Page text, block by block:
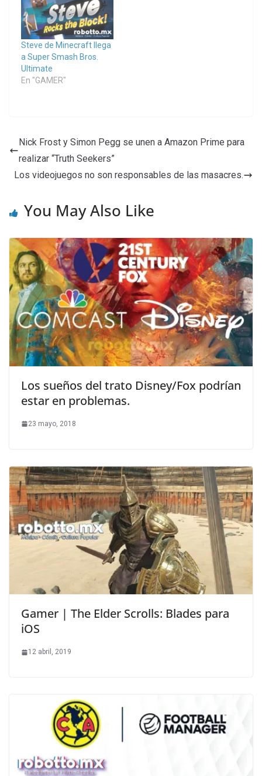
Steve de Minecraft llega
a Super Smash Bros.
Ultimate
En "GAMER"
Nick Frost y Simon Pegg se unen a Amazon Prime para
realizar “Truth Seekers”
Los videojuegos no son responsables de las masacres.
You May Also Like
Los sueños del trato Disney/Fox podrían
estar en problemas.
23 mayo, 2018
Gamer | The Elder Scrolls: Blades para
iOS
12 abril, 2019